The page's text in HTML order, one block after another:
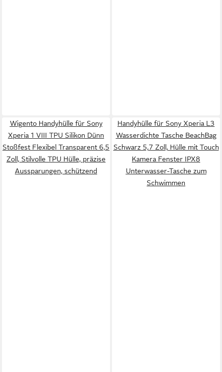
Wigento Handyhülle für Sony
Xperia 1 VIII TPU Silikon Dünn
Stoßfest Flexibel Transparent 6,5
Zoll, Stilvolle TPU Hülle, präzise
Aussparungen, schützend
Handyhülle für Sony Xperia L3
Wasserdichte Tasche BeachBag
Schwarz 5,7 Zoll, Hülle mit Touch
Kamera Fenster IPX8
Unterwasser-Tasche zum
Schwimmen